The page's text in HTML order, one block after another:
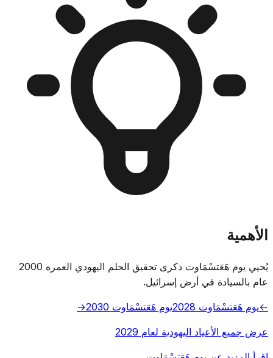
الأهمية
يُحيي يوم هَعَتسْمَاوت ذكرى تحقيق الحلم اليهودي العمره 2000
عام بالسيادة في أرض إسرائيل.
←يوم هَعَتسْمَاوت 2028 يوم هَعَتسْمَاوت 2030 →
عرض جميع الأعياد اليهودية لعام 2029